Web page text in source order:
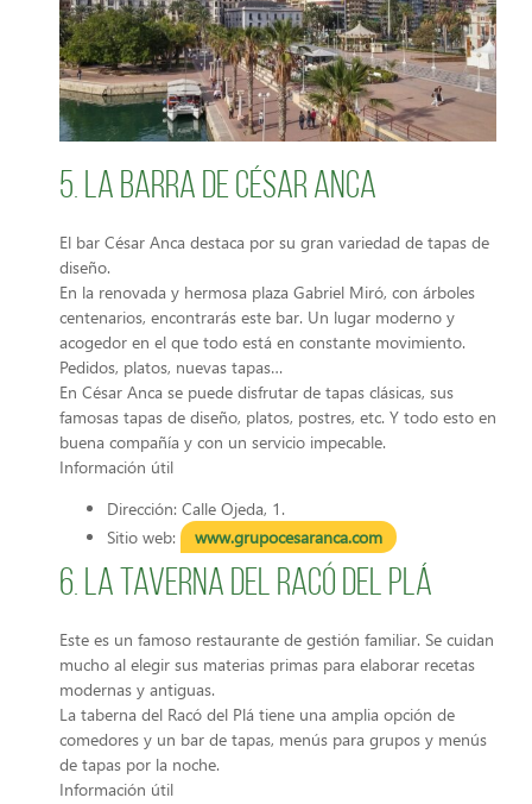
5. La barra de César Anca
El bar César Anca destaca por su gran variedad de tapas de
diseño.
En la renovada y hermosa plaza Gabriel Miró, con árboles
centenarios, encontrarás este bar. Un lugar moderno y
acogedor en el que todo está en constante movimiento.
Pedidos, platos, nuevas tapas…
En César Anca se puede disfrutar de tapas clásicas, sus
famosas tapas de diseño, platos, postres, etc. Y todo esto en
buena compañía y con un servicio impecable.
Información útil
Dirección: Calle Ojeda, 1.
Sitio web:
www.grupocesaranca.com
6. La Taverna del Racó del Plá
Este es un famoso restaurante de gestión familiar. Se cuidan
mucho al elegir sus materias primas para elaborar recetas
modernas y antiguas.
La taberna del Racó del Plá tiene una amplia opción de
comedores y un bar de tapas, menús para grupos y menús
de tapas por la noche.
Información útil